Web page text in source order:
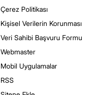
Çerez Politikası
Kişisel Verilerin Korunması
Veri Sahibi Başvuru Formu
Webmaster
Mobil Uygulamalar
RSS